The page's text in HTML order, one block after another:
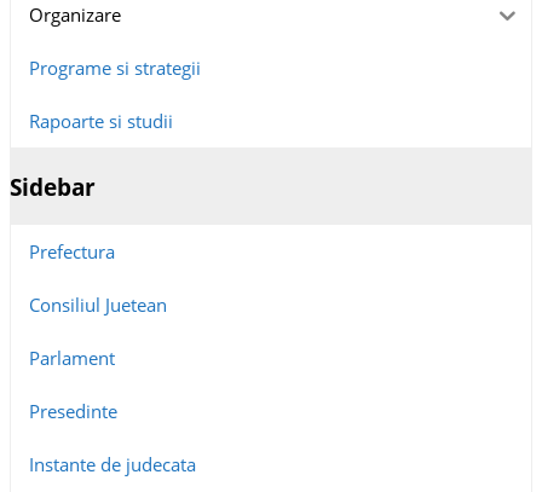
Organizare
Programe si strategii
Rapoarte si studii
Sidebar
Prefectura
Consiliul Juetean
Parlament
Presedinte
Instante de judecata